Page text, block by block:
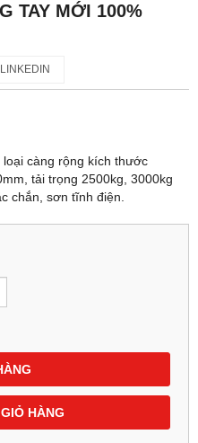
TAY MỚI 100%
LINKEDIN
càng rộng kích thước
tải trọng 2500kg, 3000kg
chắn, sơn tĩnh điện.
HÀNG